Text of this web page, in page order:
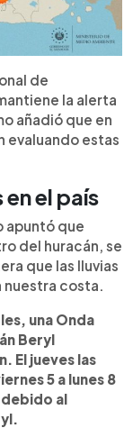
de
la alerta
añadió que en
evaluando estas
el país
apuntó que
del huracán, se
que las lluvias
nuestra costa.
una Onda
Beryl
El jueves las
5 a lunes 8
al